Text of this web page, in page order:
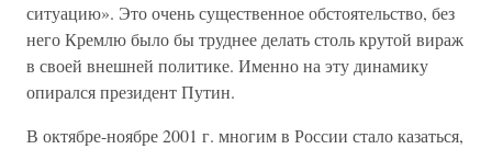
ситуацию». Это очень существенное обстоятельство, без
него Кремлю было бы труднее делать столь крутой вираж
в своей внешней политике. Именно на эту динамику
опирался президент Путин.
В октябре-ноябре 2001 г. многим в России стало казаться,